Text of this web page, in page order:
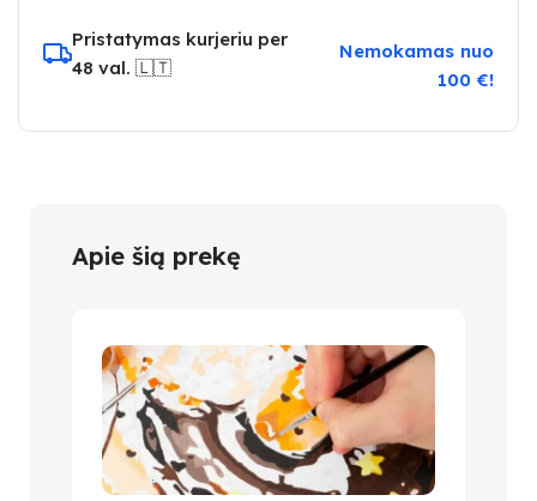
Pristatymas kurjeriu per
48 val. 🇱🇹
Nemokamas nuo
100 €!
Apie šią prekę